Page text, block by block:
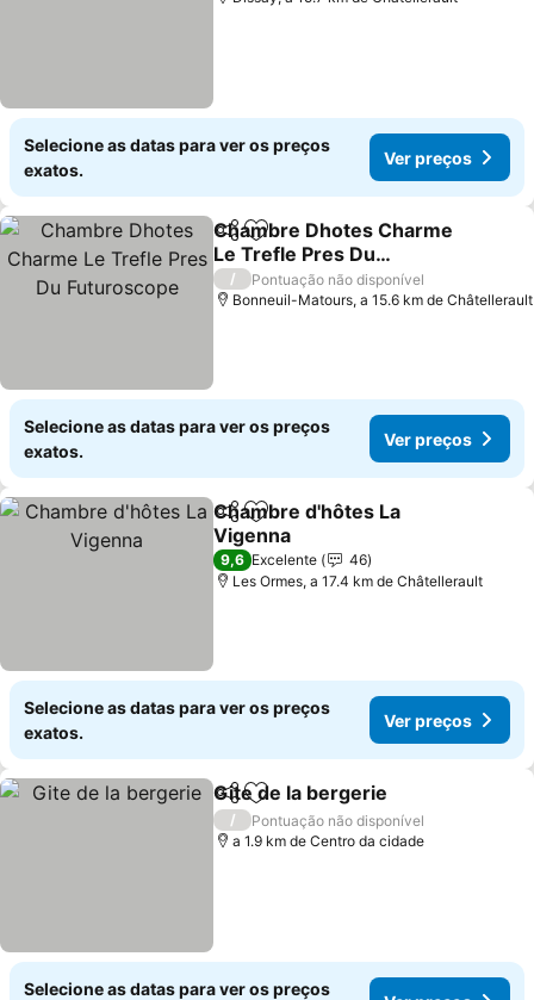
Selecione as datas para ver os preços
exatos.
Ver preços
PartilharAdicionar aos favoritos
Chambre Dhotes Charme
Le Trefle Pres Du
Futuroscope
/
Pontuação não disponível
Bonneuil-Matours, a 15.6 km de Châtellerault
Selecione as datas para ver os preços
exatos.
Ver preços
PartilharAdicionar aos favoritos
Chambre d'hôtes La
Vigenna
9,6 Excelente
46
Les Ormes, a 17.4 km de Châtellerault
Selecione as datas para ver os preços
exatos.
Ver preços
PartilharAdicionar aos favoritos
Gite de la bergerie
/
Pontuação não disponível
a 1.9 km de Centro da cidade
Selecione as datas para ver os preços